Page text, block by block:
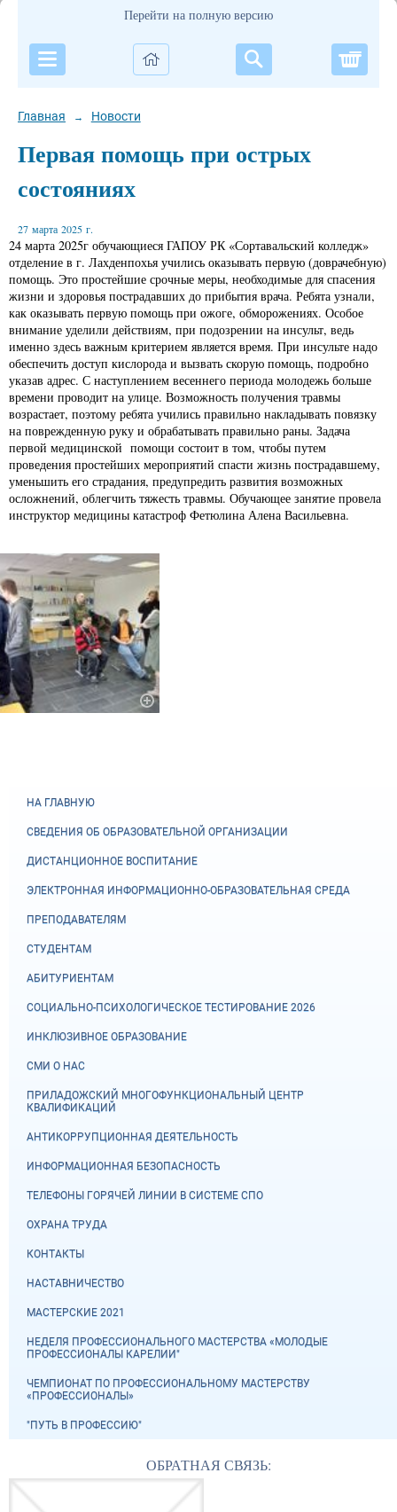
Перейти на полную версию
Главная → Новости
Первая помощь при острых
состояниях
27 марта 2025 г.
24 марта 2025г обучающиеся ГАПОУ РК «Сортавальский колледж»
отделение в г. Лахденпохья учились оказывать первую (доврачебную)
помощь. Это простейшие срочные меры, необходимые для спасения
жизни и здоровья пострадавших до прибытия врача. Ребята узнали,
как оказывать первую помощь при ожоге, обморожениях. Особое
внимание уделили действиям, при подозрении на инсульт, ведь
именно здесь важным критерием является время. При инсульте надо
обеспечить доступ кислорода и вызвать скорую помощь, подробно
указав адрес. С наступлением весеннего периода молодежь больше
времени проводит на улице. Возможность получения травмы
возрастает, поэтому ребята учились правильно накладывать повязку
на поврежденную руку и обрабатывать правильно раны. Задача
первой медицинской помощи состоит в том, чтобы путем
проведения простейших мероприятий спасти жизнь пострадавшему,
уменьшить его страдания, предупредить развития возможных
осложнений, облегчить тяжесть травмы. Обучающее занятие провела
инструктор медицины катастроф Фетюлина Алена Васильевна.
НА ГЛАВНУЮ
СВЕДЕНИЯ ОБ ОБРАЗОВАТЕЛЬНОЙ ОРГАНИЗАЦИИ
ДИСТАНЦИОННОЕ ВОСПИТАНИЕ
ЭЛЕКТРОННАЯ ИНФОРМАЦИОННО-ОБРАЗОВАТЕЛЬНАЯ СРЕДА
ПРЕПОДАВАТЕЛЯМ
СТУДЕНТАМ
АБИТУРИЕНТАМ
СОЦИАЛЬНО-ПСИХОЛОГИЧЕСКОЕ ТЕСТИРОВАНИЕ 2026
ИНКЛЮЗИВНОЕ ОБРАЗОВАНИЕ
СМИ О НАС
ПРИЛАДОЖСКИЙ МНОГОФУНКЦИОНАЛЬНЫЙ ЦЕНТР
КВАЛИФИКАЦИЙ
АНТИКОРРУПЦИОННАЯ ДЕЯТЕЛЬНОСТЬ
ИНФОРМАЦИОННАЯ БЕЗОПАСНОСТЬ
ТЕЛЕФОНЫ ГОРЯЧЕЙ ЛИНИИ В СИСТЕМЕ СПО
ОХРАНА ТРУДА
КОНТАКТЫ
НАСТАВНИЧЕСТВО
МАСТЕРСКИЕ 2021
НЕДЕЛЯ ПРОФЕССИОНАЛЬНОГО МАСТЕРСТВА «МОЛОДЫЕ
ПРОФЕССИОНАЛЫ КАРЕЛИИ"
ЧЕМПИОНАТ ПО ПРОФЕССИОНАЛЬНОМУ МАСТЕРСТВУ
«ПРОФЕССИОНАЛЫ»
"ПУТЬ В ПРОФЕССИЮ"
ОБРАТНАЯ СВЯЗЬ: